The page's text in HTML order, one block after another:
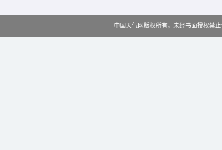
中国天气网版权所有，未经书面授权